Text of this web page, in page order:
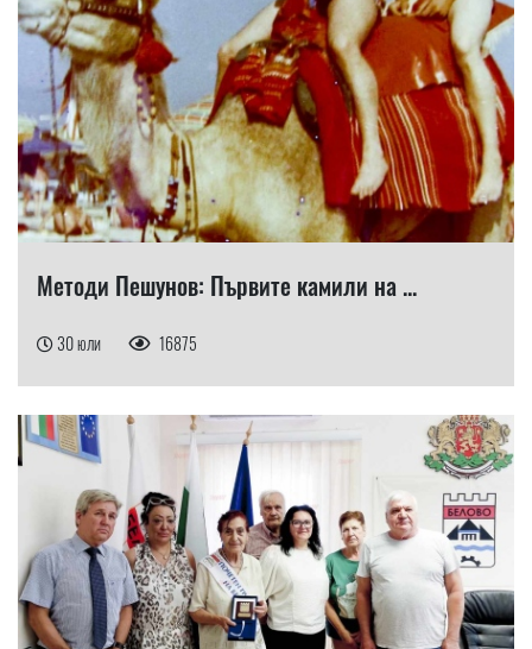
Методи Пешунов: Първите камили на ...
30 юли 16875